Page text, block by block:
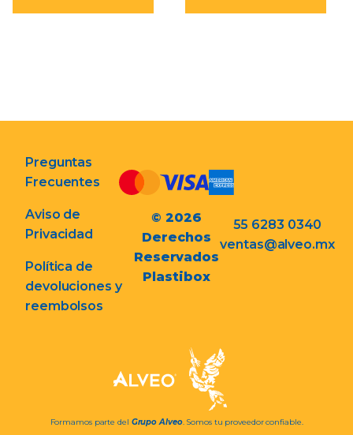
Preguntas
Frecuentes
Aviso de
Privacidad
Política de
devoluciones y
reembolsos
© 2026
Derechos
Reservados
Plastibox
55 6283 0340
ventas@alveo.mx
Formamos parte del Grupo Alveo. Somos tu proveedor confiable.